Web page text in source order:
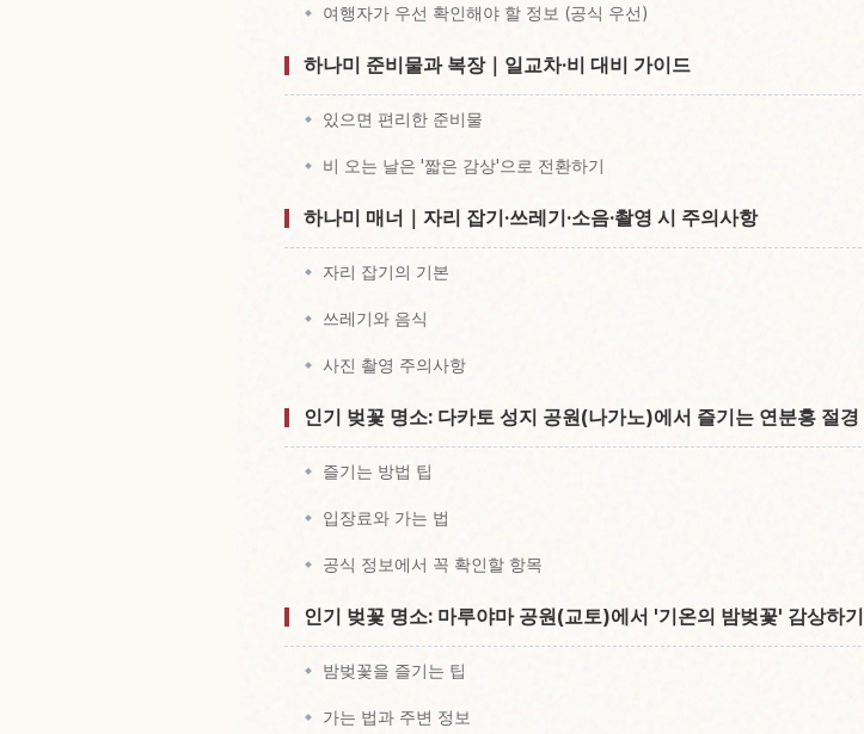
여행자가 우선 확인해야 할 정보 (공식 우선)
하나미 준비물과 복장｜일교차·비 대비 가이드
있으면 편리한 준비물
비 오는 날은 '짧은 감상'으로 전환하기
하나미 매너｜자리 잡기·쓰레기·소음·촬영 시 주의사항
자리 잡기의 기본
쓰레기와 음식
사진 촬영 주의사항
인기 벚꽃 명소: 다카토 성지 공원(나가노)에서 즐기는 연분홍 절경
즐기는 방법 팁
입장료와 가는 법
공식 정보에서 꼭 확인할 항목
인기 벚꽃 명소: 마루야마 공원(교토)에서 '기온의 밤벚꽃' 감상하기
밤벚꽃을 즐기는 팁
가는 법과 주변 정보